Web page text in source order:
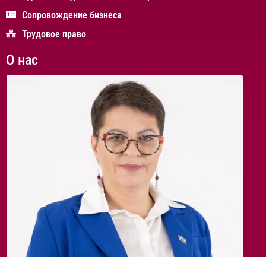
Сопровождение бизнеса
Трудовое право
О нас